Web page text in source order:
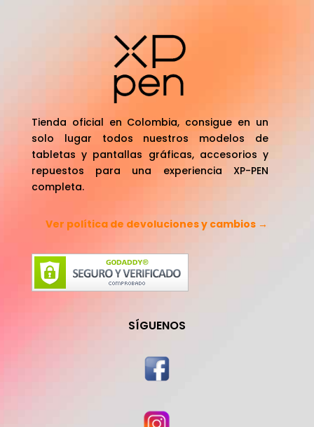
Tienda oficial en Colombia, consigue en un
solo lugar todos nuestros modelos de
tabletas y pantallas gráficas, accesorios y
repuestos para una experiencia XP-PEN
completa.
Ver política de devoluciones y cambios →
SÍGUENOS